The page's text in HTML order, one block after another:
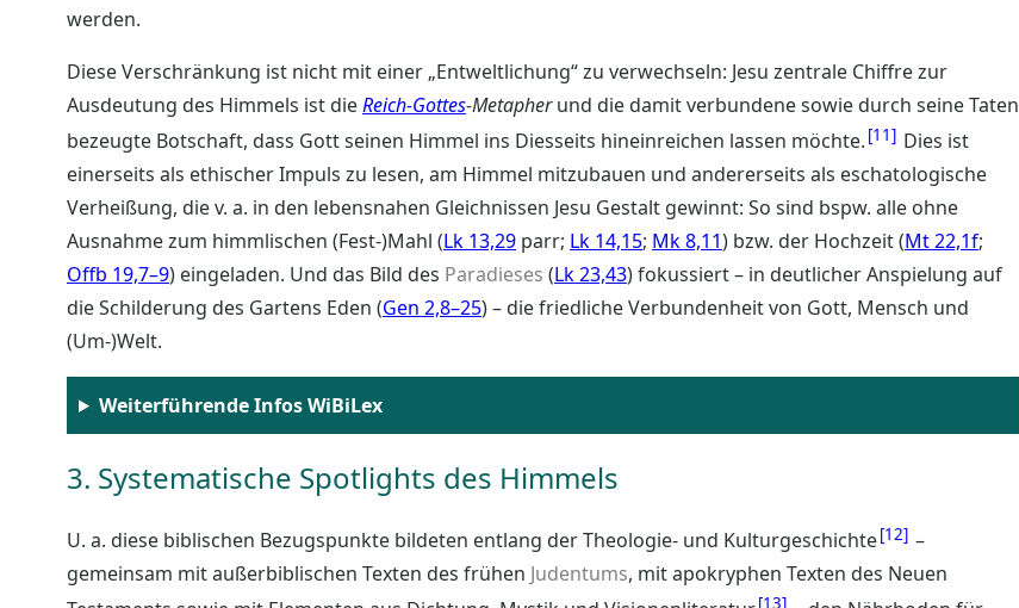
werden.
Diese Verschränkung ist nicht mit einer „Entweltlichung“ zu verwechseln: Jesu zentrale Chiffre zur
Ausdeutung des Himmels ist dieReich-Gottes-Metapherund die damit verbundene sowie durch seine Taten
bezeugte Botschaft, dass Gott seinen Himmel ins Diesseits hineinreichen lassen möchte. 11
Dies ist
einerseits als ethischer Impuls zu lesen, am Himmel mitzubauen und andererseits als eschatologische
Verheißung, die v. a. in den lebensnahen Gleichnissen Jesu Gestalt gewinnt: So sind bspw. alle ohne
Ausnahme zum himmlischen (Fest-)Mahl (Lk 13,29 parr; Lk 14,15; Mk 8,11) bzw. der Hochzeit (Mt 22,1f;
Offb 19,7–9) eingeladen. Und das Bild des Paradieses (Lk 23,43) fokussiert – in deutlicher Anspielung auf
die Schilderung des Gartens Eden (Gen 2,8–25) – die friedliche Verbundenheit von Gott, Mensch und
(Um-)Welt.
Weiterführende Infos WiBiLex
3. Systematische Spotlights des Himmels
U. a. diese biblischen Bezugspunkte bildeten entlang der Theologie- und Kulturgeschichte 12
–
gemeinsam mit außerbiblischen Texten des frühen Judentums, mit apokryphen Texten des Neuen
13